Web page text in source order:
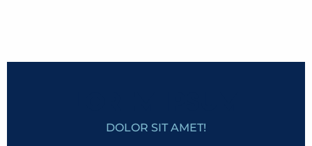
DOLOR SIT AMET!